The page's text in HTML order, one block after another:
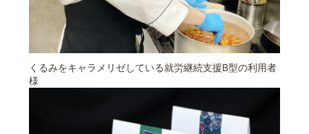
くるみをキャラメリゼしている就労継続支援B型の利用者
様